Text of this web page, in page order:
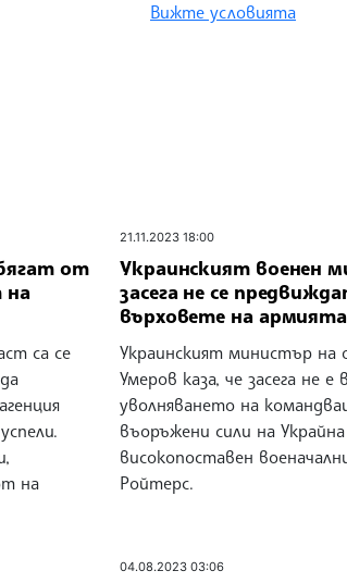
Вижте условията
от
на
са се
на
21.11.2023 18:00
Украинският военен
засега не се
върховете на армията
Украинският министър
Умеров каза, че засега не
уволняването на
въоръжени сили на
високопоставен
Ройтерс.
04.08.2023 03:06